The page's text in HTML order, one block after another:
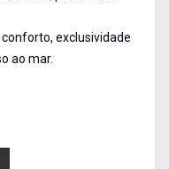
exclusividade
ao mar.